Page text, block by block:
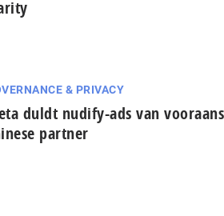
& PRIVACY
duldt nudify-ads van
partner